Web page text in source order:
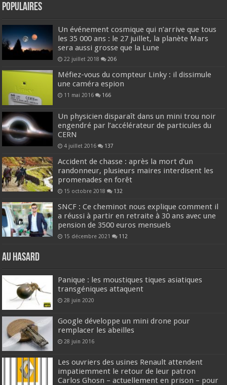
Populaires
Un événement cosmique qui n’arrive que tous
les 35 000 ans : le 27 juillet, la planète Mars
sera aussi grosse que la Lune
22 juillet 2018 206
Méfiez-vous du compteur Linky : il dissimule
une caméra espion
11 mai 2016 166
Un physicien disparaît dans un mini trou noir
engendré par l’accélérateur de particules du
CERN
4 juillet 2016 137
Accident de chasse : après la mort d’un
randonneur, plusieurs maires interdisent les
promenades en forêt
15 octobre 2018 132
SNCF : Ce cheminot nous explique comment il
a réussi à partir en retraite à 30 ans avec une
pension de 3500 euros mensuels
15 décembre 2021 112
Au hasard
Panique : les moustiques tiques asiatiques
transgéniques attaquent
28 juin 2020
Google développe un mini drone pour
remplacer les abeilles
28 juin 2016
Les ouvriers des usines Renault attendent
impatiemment le retour de leur patron
Carlos Ghosn – actuellement en prison – pour